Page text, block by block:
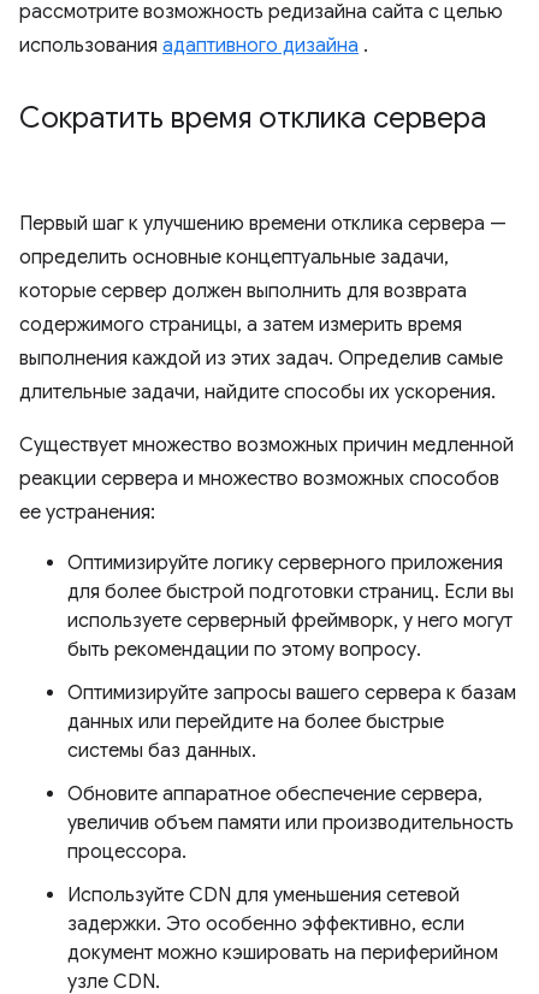
рассмотрите возможность редизайна сайта с целью
использования адаптивного дизайна .
Сократить время отклика сервера
Первый шаг к улучшению времени отклика сервера —
определить основные концептуальные задачи,
которые сервер должен выполнить для возврата
содержимого страницы, а затем измерить время
выполнения каждой из этих задач. Определив самые
длительные задачи, найдите способы их ускорения.
Существует множество возможных причин медленной
реакции сервера и множество возможных способов
ее устранения:
Оптимизируйте логику серверного приложения
для более быстрой подготовки страниц. Если вы
используете серверный фреймворк, у него могут
быть рекомендации по этому вопросу.
Оптимизируйте запросы вашего сервера к базам
данных или перейдите на более быстрые
системы баз данных.
Обновите аппаратное обеспечение сервера,
увеличив объем памяти или производительность
процессора.
Используйте CDN для уменьшения сетевой
задержки. Это особенно эффективно, если
документ можно кэшировать на периферийном
узле CDN.